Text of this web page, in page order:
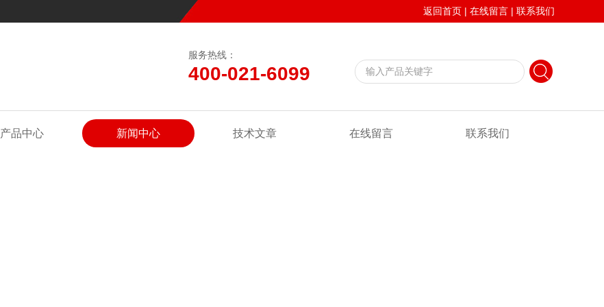
返回首页 | 在线留言 | 联系我们
服务热线：
400-021-6099
产品中心 新闻中心 技术文章 在线留言 联系我们